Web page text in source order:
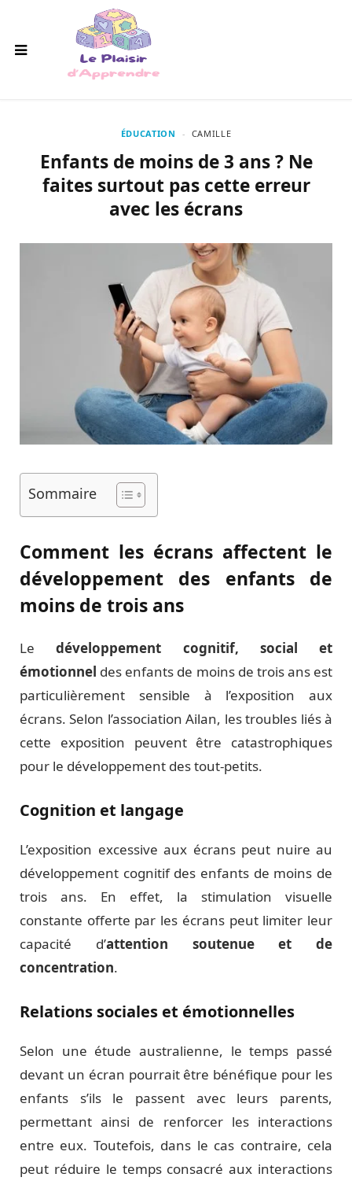
ÉDUCATION CAMILLE
Enfants de moins de 3 ans ? Ne
faites surtout pas cette erreur
avec les écrans
Sommaire
Comment les écrans affectent le
développement des enfants de
moins de trois ans
Ledéveloppement cognitif, social et
émotionnel des enfants de moins de trois ans est
particulièrement sensible à l’exposition aux
écrans. Selon l’association Ailan, les troubles liés à
cette exposition peuvent être catastrophiques
pour le développement des tout-petits.
Cognition et langage
L’exposition excessive aux écrans peut nuire au
développement cognitif des enfants de moins de
trois ans. En effet, la stimulation visuelle
constante offerte par les écrans peut limiter leur
capacité d’attention soutenue et de
concentration.
Relations sociales et émotionnelles
Selon une étude australienne, le temps passé
devant un écran pourrait être bénéfique pour les
enfants s’ils le passent avec leurs parents,
permettant ainsi de renforcer les interactions
entre eux. Toutefois, dans le cas contraire, cela
peut réduire le temps consacré aux interactions